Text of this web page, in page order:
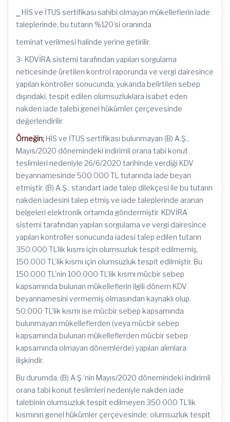
⎯ HİS ve İTUS sertifikası sahibi olmayan mükelleflerin iade
taleplerinde, bu tutarın %120’si oranında
teminat verilmesi halinde yerine getirilir.
3- KDVİRA sistemi tarafından yapılan sorgulama
neticesinde üretilen kontrol raporunda ve vergi dairesince
yapılan kontroller sonucunda, yukarıda belirtilen sebep
dışındaki, tespit edilen olumsuzluklara isabet eden
nakden iade talebi genel hükümler çerçevesinde
değerlendirilir.
Örneğin; HİS ve İTUS sertifikası bulunmayan (B) A.Ş.,
Mayıs/2020 dönemindeki indirimli orana tabi konut
teslimleri nedeniyle 26/6/2020 tarihinde verdiği KDV
beyannamesinde 500.000 TL tutarında iade beyan
etmiştir. (B) A.Ş., standart iade talep dilekçesi ile bu tutarın
nakden iadesini talep etmiş ve iade taleplerinde aranan
belgeleri elektronik ortamda göndermiştir. KDVİRA
sistemi tarafından yapılan sorgulama ve vergi dairesince
yapılan kontroller sonucunda iadesi talep edilen tutarın
350.000 TL’lik kısmı için olumsuzluk tespit edilmemiş,
150.000 TL’lik kısmı için olumsuzluk tespit edilmiştir. Bu
150.000 TL’nin 100.000 TL’lik kısmı mücbir sebep
kapsamında bulunan mükelleflerin ilgili dönem KDV
beyannamesini vermemiş olmasından kaynaklı olup,
50.000 TL’lik kısmı ise mücbir sebep kapsamında
bulunmayan mükelleflerden (veya mücbir sebep
kapsamında bulunan mükelleflerden mücbir sebep
kapsamında olmayan dönemlerde) yapılan alımlara
ilişkindir.
Bu durumda, (B) A.Ş.’nin Mayıs/2020 dönemindeki indirimli
orana tabi konut teslimleri nedeniyle nakden iade
talebinin olumsuzluk tespit edilmeyen 350.000 TL’lik
kısmının genel hükümler çerçevesinde; olumsuzluk tespit